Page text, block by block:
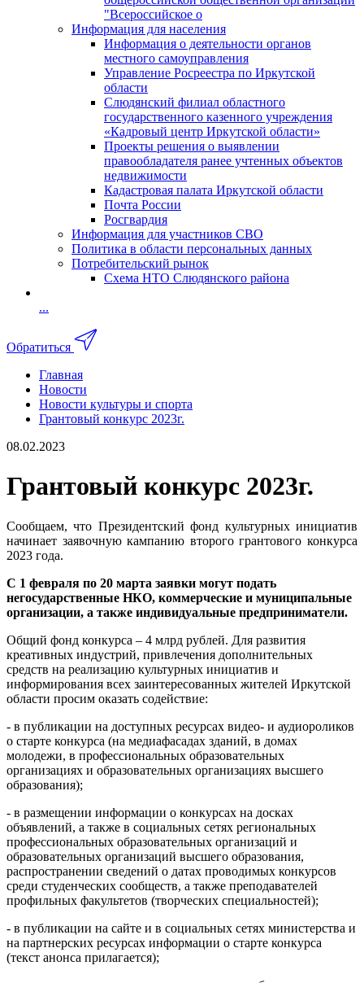
"Всероссийское о
Информация для населения
Информация о деятельности органов
местного самоуправления
Управление Росреестра по Иркутской
области
Слюдянский филиал областного
государственного казенного учреждения
«Кадровый центр Иркутской области»
Проекты решения о выявлении
правообладателя ранее учтенных объектов
недвижимости
Кадастровая палата Иркутской области
Почта России
Росгвардия
Информация для участников СВО
Политика в области персональных данных
Потребительский рынок
Схема НТО Слюдянского района
...
Обратиться
Главная
Новости
Новости культуры и спорта
Грантовый конкурс 2023г.
08.02.2023
Грантовый конкурс 2023г.
Сообщаем, что Президентский фонд культурных инициатив
начинает заявочную кампанию второго грантового конкурса
2023 года.
С 1 февраля по 20 марта заявки могут подать
негосударственные НКО, коммерческие и муниципальные
организации, а также индивидуальные предприниматели.
Общий фонд конкурса – 4 млрд рублей. Для развития
креативных индустрий, привлечения дополнительных
средств на реализацию культурных инициатив и
информирования всех заинтересованных жителей Иркутской
области просим оказать содействие:
- в публикации на доступных ресурсах видео- и аудиороликов
о старте конкурса (на медиафасадах зданий, в домах
молодежи, в профессиональных образовательных
организациях и образовательных организациях высшего
образования);
- в размещении информации о конкурсах на досках
объявлений, а также в социальных сетях региональных
профессиональных образовательных организаций и
образовательных организаций высшего образования,
распространении сведений о датах проводимых конкурсов
среди студенческих сообществ, а также преподавателей
профильных факультетов (творческих специальностей);
- в публикации на сайте и в социальных сетях министерства и
на партнерских ресурсах информации о старте конкурса
(текст анонса прилагается);